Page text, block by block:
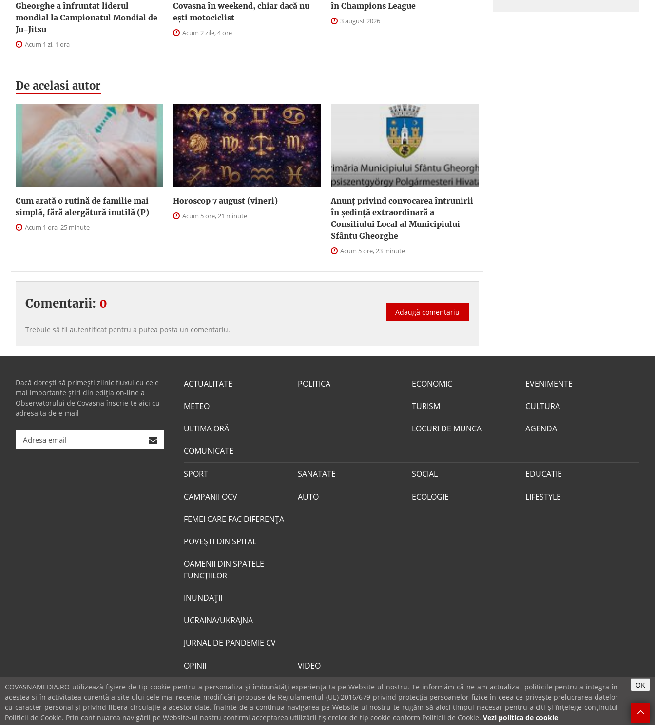
Gheorghe a înfruntat liderul
mondial la Campionatul Mondial de
Ju-Jitsu
Acum 1 zi, 1 ora
Covasna în weekend, chiar dacă nu
ești motociclist
Acum 2 zile, 4 ore
în Champions League
3 august 2026
De acelasi autor
Cum arată o rutină de familie mai
simplă, fără alergătură inutilă (P)
Acum 1 ora, 25 minute
Horoscop 7 august (vineri)
Acum 5 ore, 21 minute
Anunţ privind convocarea întrunirii
în şedinţă extraordinară a
Consiliului Local al Municipiului
Sfântu Gheorghe
Acum 5 ore, 23 minute
Comentarii: 0
Adaugă comentariu
Trebuie să fii autentificat pentru a putea posta un comentariu.
Dacă dorești să primești zilnic fluxul cu cele
mai importante știri din ediția on-line a
Observatorului de Covasna înscrie-te aici cu
adresa ta de e-mail
ACTUALITATE
METEO
ULTIMA ORĂ
COMUNICATE
POLITICA ECONOMIC
TURISM
LOCURI DE MUNCA
EVENIMENTE
CULTURA
AGENDA
SPORT SANATATE SOCIAL EDUCATIE
CAMPANII OCV
FEMEI CARE FAC DIFERENȚA
POVEŞTI DIN SPITAL
OAMENII DIN SPATELE
FUNCŢIILOR
INUNDAŢII
UCRAINA/UKRAJNA
JURNAL DE PANDEMIE CV
AUTO ECOLOGIE LIFESTYLE
OPINII VIDEO
COVASNAMEDIA.RO utilizează fişiere de tip cookie pentru a personaliza și îmbunătăți experiența ta pe Website-ul nostru. Te informăm că ne-am actualizat politicile pentru a integra în
acestea si în activitatea curentă a site-ului cele mai recente modificări propuse de Regulamentul (UE) 2016/679 privind protecția persoanelor fizice în ceea ce privește prelucrarea datelor
cu caracter personal și privind libera circulație a acestor date. Înainte de a continua navigarea pe Website-ul nostru te rugăm să aloci timpul necesar pentru a citi și înțelege conținutul
Politicii de Cookie. Prin continuarea navigării pe Website-ul nostru confirmi acceptarea utilizării fişierelor de tip cookie conform Politicii de Cookie. Vezi politica de cookie
OK
Abonamente Publicitate Mica publicitate Contact Sondaje POLITICA COOKIE-URI & GDPR
© covasnamedia.ro. Website by softhost.